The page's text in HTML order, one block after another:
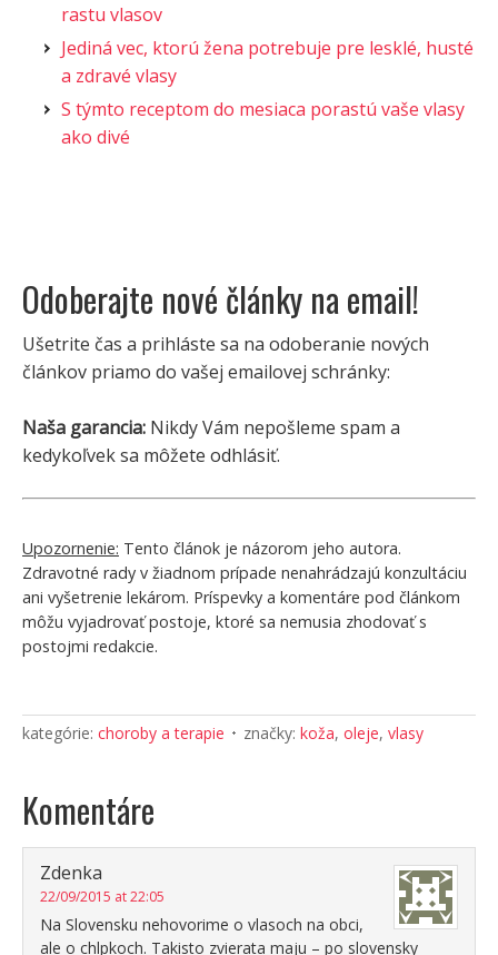
rastu vlasov
Jediná vec, ktorú žena potrebuje pre lesklé, husté
a zdravé vlasy
S týmto receptom do mesiaca porastú vaše vlasy
ako divé
Odoberajte nové články na email!
Ušetrite čas a prihláste sa na odoberanie nových
článkov priamo do vašej emailovej schránky:
Naša garancia: Nikdy Vám nepošleme spam a
kedykoľvek sa môžete odhlásiť.
Upozornenie: Tento článok je názorom jeho autora.
Zdravotné rady v žiadnom prípade nenahrádzajú konzultáciu
ani vyšetrenie lekárom. Príspevky a komentáre pod článkom
môžu vyjadrovať postoje, ktoré sa nemusia zhodovať s
postojmi redakcie.
kategórie: choroby a terapie značky: koža, oleje, vlasy
Komentáre
Zdenka
22/09/2015 at 22:05
Na Slovensku nehovorime o vlasoch na obci,
ale o chlpkoch. Takisto zvierata maju – po slovensky